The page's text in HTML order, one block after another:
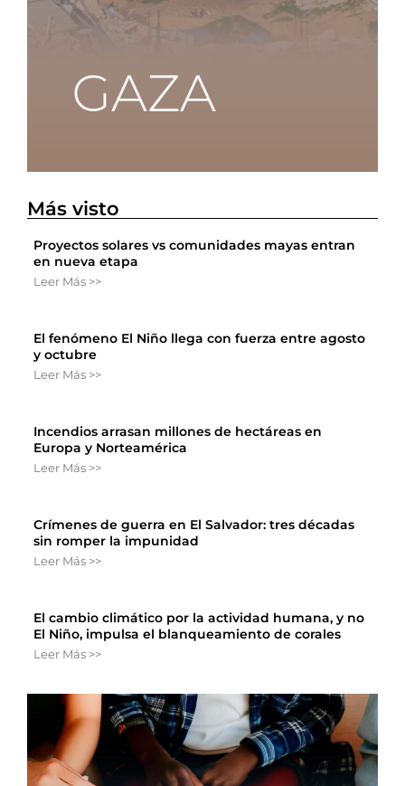
Más visto
Proyectos solares vs comunidades mayas entran
en nueva etapa
Leer Más >>
El fenómeno El Niño llega con fuerza entre agosto
y octubre
Leer Más >>
Incendios arrasan millones de hectáreas en
Europa y Norteamérica
Leer Más >>
Crímenes de guerra en El Salvador: tres décadas
sin romper la impunidad
Leer Más >>
El cambio climático por la actividad humana, y no
El Niño, impulsa el blanqueamiento de corales
Leer Más >>